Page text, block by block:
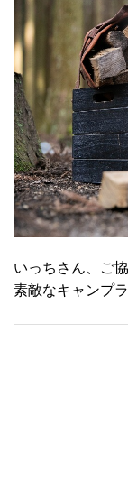
いっちさん、ご
素敵なキャンプ